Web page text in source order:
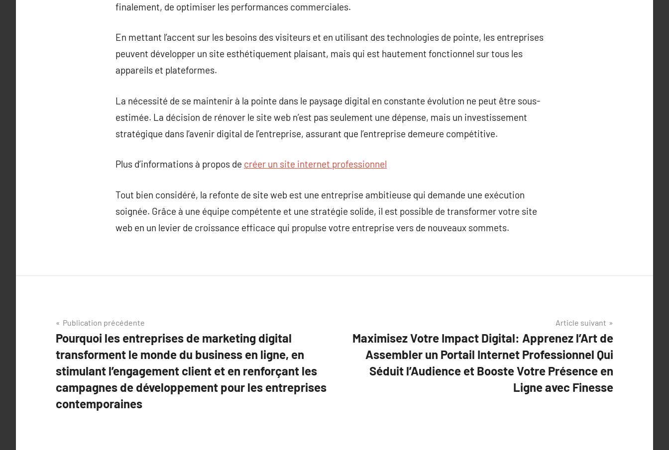
finalement, de optimiser les performances commerciales.
En mettant l’accent sur les besoins des visiteurs et en utilisant des technologies de pointe, les entreprises
peuvent développer un site esthétiquement plaisant, mais qui est hautement fonctionnel sur tous les
appareils et plateformes.
La nécessité de se maintenir à la pointe dans le paysage digital en constante évolution ne peut être sous-
estimée. La décision de rénover le site web n’est pas seulement une dépense, mais un investissement
stratégique dans l’avenir digital de l’entreprise, assurant que l’entreprise demeure compétitive.
Plus d’informations à propos de créer un site internet professionnel
Tout bien considéré, la refonte de site web est une entreprise ambitieuse qui demande une exécution
soignée. Grâce à une équipe compétente et une stratégie solide, il est possible de transformer votre site
web en un levier de croissance efficace qui propulse votre entreprise vers de nouveaux sommets.
Navigation
de
l’article
Publication précédente
Pourquoi les entreprises de marketing digital
transforment le monde du business en ligne, en
stimulant l’engagement client et en renforçant les
campagnes de développement pour les entreprises
contemporaines
Article suivant
Maximisez Votre Impact Digital: Apprenez l’Art de
Assembler un Portail Internet Professionnel Qui
Séduit l’Audience et Booste Votre Présence en
Ligne avec Finesse